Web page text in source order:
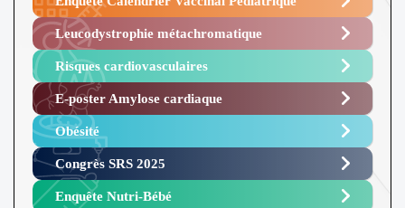
Leucodystrophie métachromatique
Risques cardiovasculaires
E-poster Amylose cardiaque ​
Obésité ​
Congrès SRS 2025 ​
Enquête Nutri-Bébé ​